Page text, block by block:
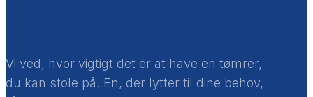
Vi ved, hvor vigtigt det er at have en tømrer,
du kan stole på. En, der lytter til dine behov,